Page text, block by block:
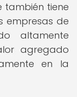
también tiene
empresas de
altamente
agregado
en la